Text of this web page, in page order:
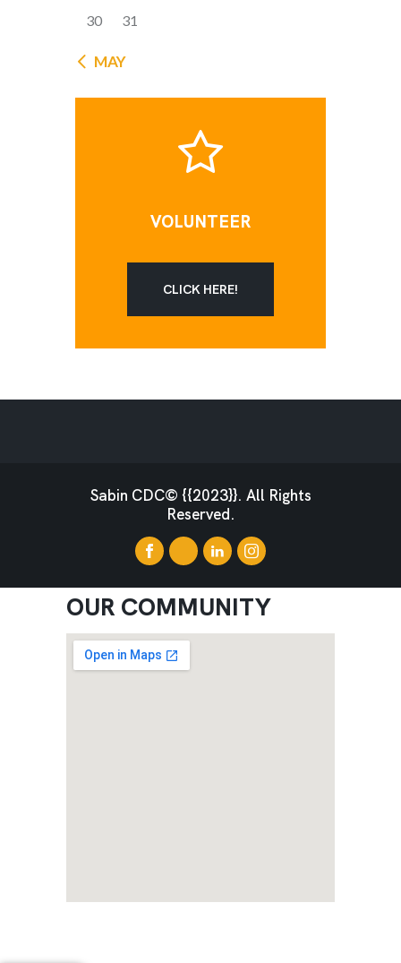
30 31
« MAY
VOLUNTEER
CLICK HERE!
Sabin CDC© {{2023}}. All Rights
Reserved.
OUR COMMUNITY